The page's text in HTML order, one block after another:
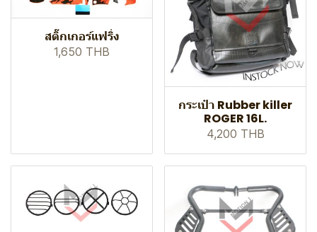
สติ๊กเกอร์แฟริ่ง
1,650 THB
กระเป๋า Rubber killer
ROGER 16L.
4,200 THB